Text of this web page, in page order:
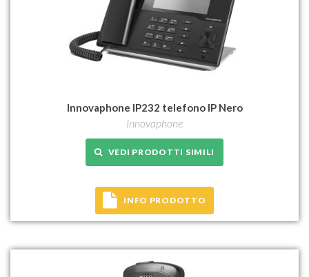
Innovaphone IP232 telefono IP Nero
Innovaphone
VEDI PRODOTTI SIMILI
INFO PRODOTTO